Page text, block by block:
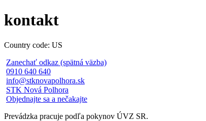
kontakt
Country code: US
Zanechať odkaz (spätná väzba)
0910 640 640
info@stknovapolhora.sk
STK Nová Polhora
Objednajte sa a nečakajte
Prevádzka pracuje podľa pokynov ÚVZ SR.